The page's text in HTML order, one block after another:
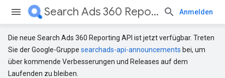
Search Ads 360 Reporting API Anmelden
Die neue Search Ads 360 Reporting API ist jetzt verfügbar. Treten
Sie der Google-Gruppe searchads-api-announcements bei, um
über kommende Verbesserungen und Releases auf dem
Laufenden zu bleiben.